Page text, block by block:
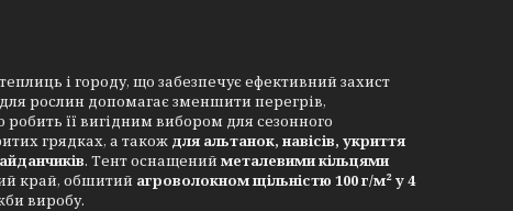
і городу, що забезпечує ефективний захист
рослин допомагає зменшити перегрів,
її вигідним вибором для сезонного
грядках, а також для альтанок, навісів, укриття
. Тент оснащений металевими кільцями
край, обшитий агроволокном щільністю 100 г/м² у 4
виробу.